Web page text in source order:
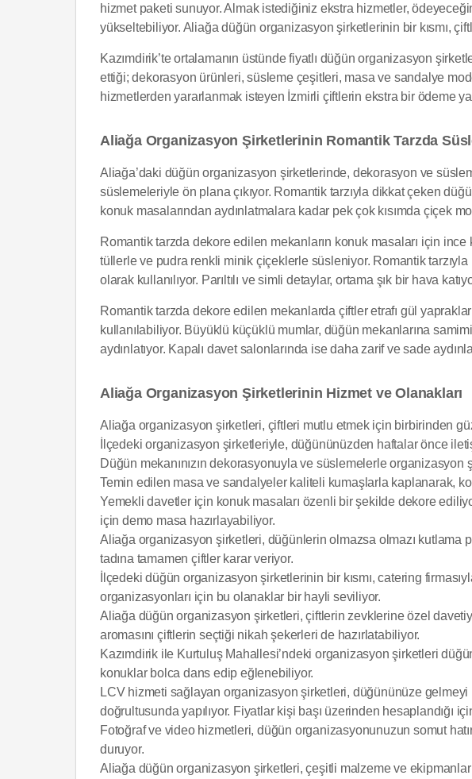
hizmet paketi sunuyor. Almak istediğiniz ekstra hizmetler,
yükseltebiliyor. Aliağa düğün organizasyon şirketlerinin bir kısmı,
Kazımdirik’te ortalamanın üstünde fiyatlı düğün organizasyon
ettiği; dekorasyon ürünleri, süsleme çeşitleri, masa ve sandalye
hizmetlerden yararlanmak isteyen İzmirli çiftlerin ekstra bir ödeme
Aliağa Organizasyon Şirketlerinin Romantik Tarzda
Aliağa’daki düğün organizasyon şirketlerinde, dekorasyon ve
süslemeleriyle ön plana çıkıyor. Romantik tarzıyla dikkat çeken
konuk masalarından aydınlatmalara kadar pek çok kısımda çiçek
Romantik tarzda dekore edilen mekanların konuk masaları için
tüllerle ve pudra renkli minik çiçeklerle süsleniyor. Romantik tarzıyla
olarak kullanılıyor. Parıltılı ve simli detaylar, ortama şık bir hava
Romantik tarzda dekore edilen mekanlarda çiftler etrafı gül
kullanılabiliyor. Büyüklü küçüklü mumlar, düğün mekanlarına
aydınlatıyor. Kapalı davet salonlarında ise daha zarif ve sade
Aliağa Organizasyon Şirketlerinin Hizmet ve Olanakları
Aliağa organizasyon şirketleri, çiftleri mutlu etmek için birbirinden
İlçedeki organizasyon şirketleriyle, düğününüzden haftalar önce
Düğün mekanınızın dekorasyonuyla ve süslemelerle
Temin edilen masa ve sandalyeler kaliteli kumaşlarla kaplanarak,
Yemekli davetler için konuk masaları özenli bir şekilde dekore
için demo masa hazırlayabiliyor.
Aliağa organizasyon şirketleri, düğünlerin olmazsa olmazı kutlama
tadına tamamen çiftler karar veriyor.
İlçedeki düğün organizasyon şirketlerinin bir kısmı, catering
organizasyonları için bu olanaklar bir hayli seviliyor.
Aliağa düğün organizasyon şirketleri, çiftlerin zevklerine özel
aromasını çiftlerin seçtiği nikah şekerleri de hazırlatabiliyor.
Kazımdirik ile Kurtuluş Mahallesi’ndeki organizasyon şirketleri
konuklar bolca dans edip eğlenebiliyor.
LCV hizmeti sağlayan organizasyon şirketleri, düğününüze gelmeyi
doğrultusunda yapılıyor. Fiyatlar kişi başı üzerinden hesaplandığı
Fotoğraf ve video hizmetleri, düğün organizasyonunuzun somut
duruyor.
Aliağa düğün organizasyon şirketleri, çeşitli malzeme ve